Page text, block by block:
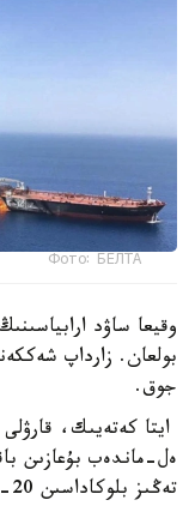
Фото: БЕЛТА
وقيعا ساۋد
بولعان. زارداپ
جوق.
ايتا كەتەيىك،
ەل-ماندەب بۇعازىن